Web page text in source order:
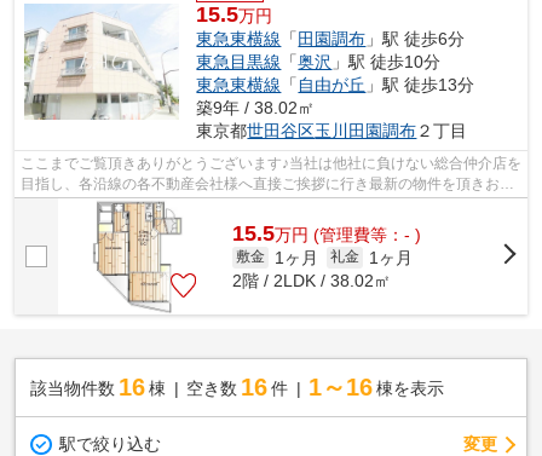
15.5万円
東急東横線 「 田園調布 」駅 徒歩6分
東急目黒線 「奥沢 」駅 徒歩10分
東急東横線 「 自由が丘 」駅 徒歩13分
築9年 / 38.02㎡
東京都世田谷区玉川田園調布２丁目
ここまでご覧頂きありがとうございます♪当社は他社に負けない総合仲介店を
目指し、各沿線の各不動産会社様へ直接ご挨拶に行き最新の物件を頂きお客
様へ提供しております！最新の情報は...
15.5万円 (管理費等：- )
敷金 1ヶ月 礼金
1ヶ月
2階 / 2LDK / 38.02㎡
該当物件数 16棟 空き数 16 件 1～16 棟を表示
駅で絞り込む 変更